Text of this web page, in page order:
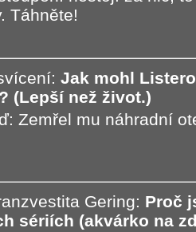
Táhněte!
Jak mohl
(Lepší než život.)
Zemřel mu náhradní
Gering: Proč
sériích (akvárko na